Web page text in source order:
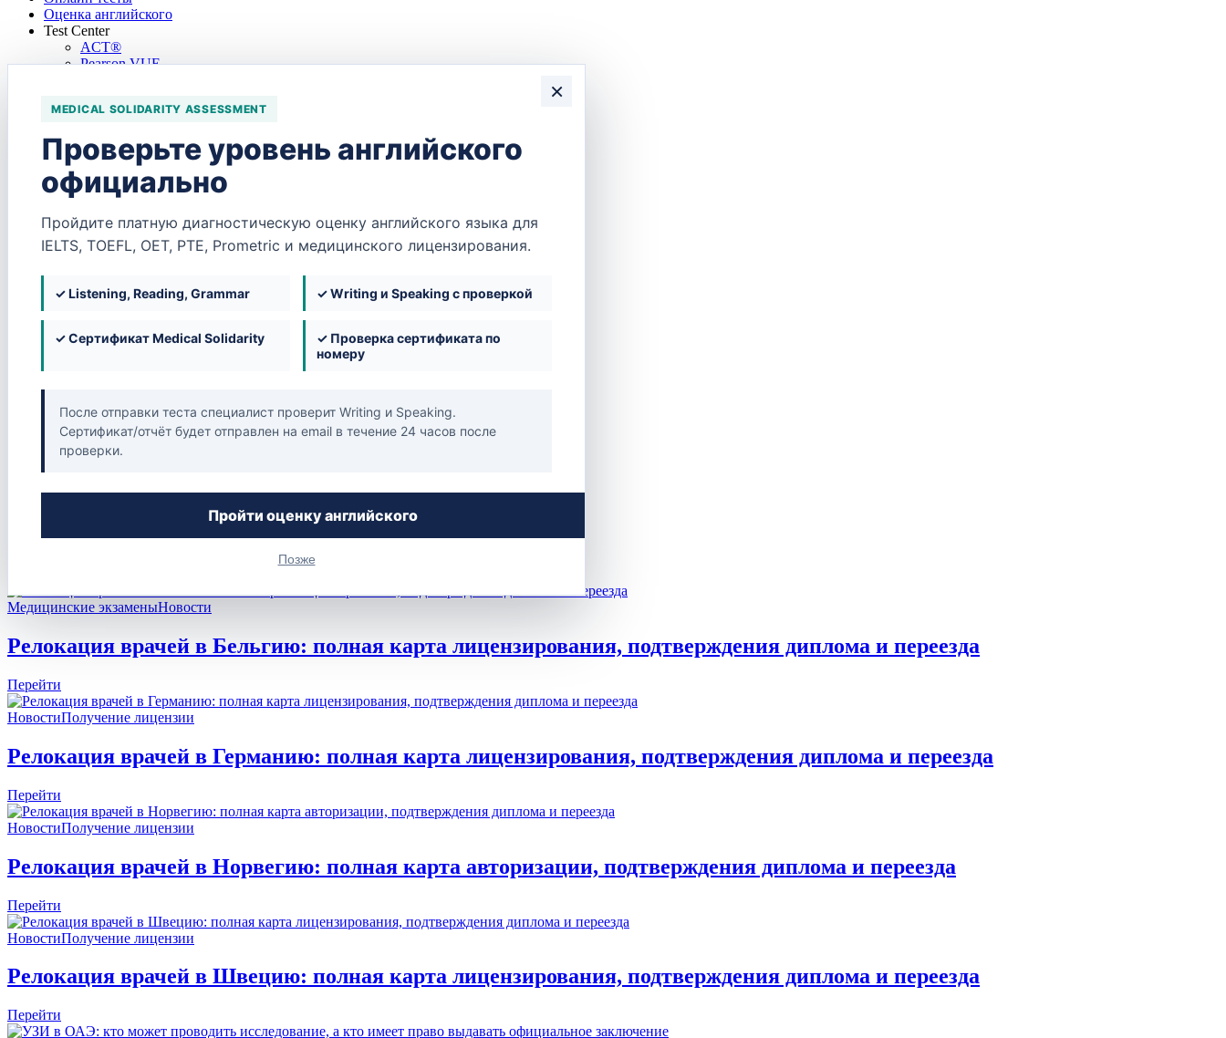
×
MEDICAL SOLIDARITY ASSESSMENT
Проверьте уровень английского
официально
Пройдите платную диагностическую оценку английского языка для
IELTS, TOEFL, OET, PTE, Prometric и медицинского лицензирования.
✓ Listening, Reading, Grammar ✓ Writing и Speaking с проверкой
✓ Сертификат Medical Solidarity
✓ Проверка сертификата по
номеру
После отправки теста специалист проверит Writing и Speaking.
Сертификат/отчёт будет отправлен на email в течение 24 часов после
проверки.
Пройти оценку английского
Позже
Оценка английского
Test Center
ACT®
Pearson VUE
Базы
База учреждений
База компаний
База языковых экзаменов
Обучение
Языковые экзамены
Подсказки и помощь при трудоустройстве
Бахрейн
Саудовская Аравия
Вакансии
Регистрация
Блог
Контакты
Медицинские экзаменыНовости
Релокация врачей в Бельгию: полная карта лицензирования, подтверждения диплома и переезда
Перейти
НовостиПолучение лицензии
Релокация врачей в Германию: полная карта лицензирования, подтверждения диплома и переезда
Перейти
НовостиПолучение лицензии
Релокация врачей в Норвегию: полная карта авторизации, подтверждения диплома и переезда
Перейти
НовостиПолучение лицензии
Релокация врачей в Швецию: полная карта лицензирования, подтверждения диплома и переезда
Перейти